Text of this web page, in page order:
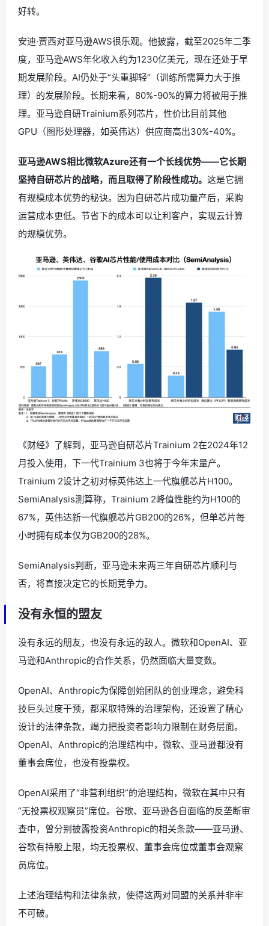
好转。
安迪·贾西对亚马逊AWS很乐观。他披露，截至2025年二季
度，亚马逊AWS年化收入约为1230亿美元，现在还处于早
期发展阶段。AI仍处于“头重脚轻”（训练所需算力大于推
理）的发展阶段。长期来看，80%-90%的算力将被用于推
理。亚马逊自研Trainium系列芯片，性价比目前其他
GPU（图形处理器，如英伟达）供应商高出30%-40%。
亚马逊AWS相比微软Azure还有一个长线优势——它长期
坚持自研芯片的战略，而且取得了阶段性成功。 这是它拥
有规模成本优势的秘诀。因为自研芯片成功量产后，采购
运营成本更低。节省下的成本可以让利客户，实现云计算
的规模优势。
《财经》了解到，亚马逊自研芯片Trainium 2在2024年12
月投入使用，下一代Trainium 3也将于今年末量产。
Trainium 2设计之初对标英伟达上一代旗舰芯片H100。
SemiAnalysis测算称，Trainium 2峰值性能约为H100的
67%，英伟达新一代旗舰芯片GB200的26%，但单芯片每
小时拥有成本仅为GB200的28%。
SemiAnalysis判断，亚马逊未来两三年自研芯片顺利与
否，将直接决定它的长期竞争力。
没有永恒的盟友
没有永远的朋友，也没有永远的敌人。微软和OpenAI、亚
马逊和Anthropic的合作关系，仍然面临大量变数。
OpenAI、Anthropic为保障创始团队的创业理念，避免科
技巨头过度干预，都采取特殊的治理架构，还设置了精心
设计的法律条款，竭力把投资者影响力限制在财务层面。
OpenAI、Anthropic的治理结构中，微软、亚马逊都没有
董事会席位，也没有投票权。
OpenAI采用了“非营利组织”的治理结构，微软在其中只有
“无投票权观察员”席位。谷歌、亚马逊各自面临的反垄断审
查中，曾分别披露投资Anthropic的相关条款——亚马逊、
谷歌有持股上限，均无投票权、董事会席位或董事会观察
员席位。
上述治理结构和法律条款，使得这两对同盟的关系并非牢
不可破。